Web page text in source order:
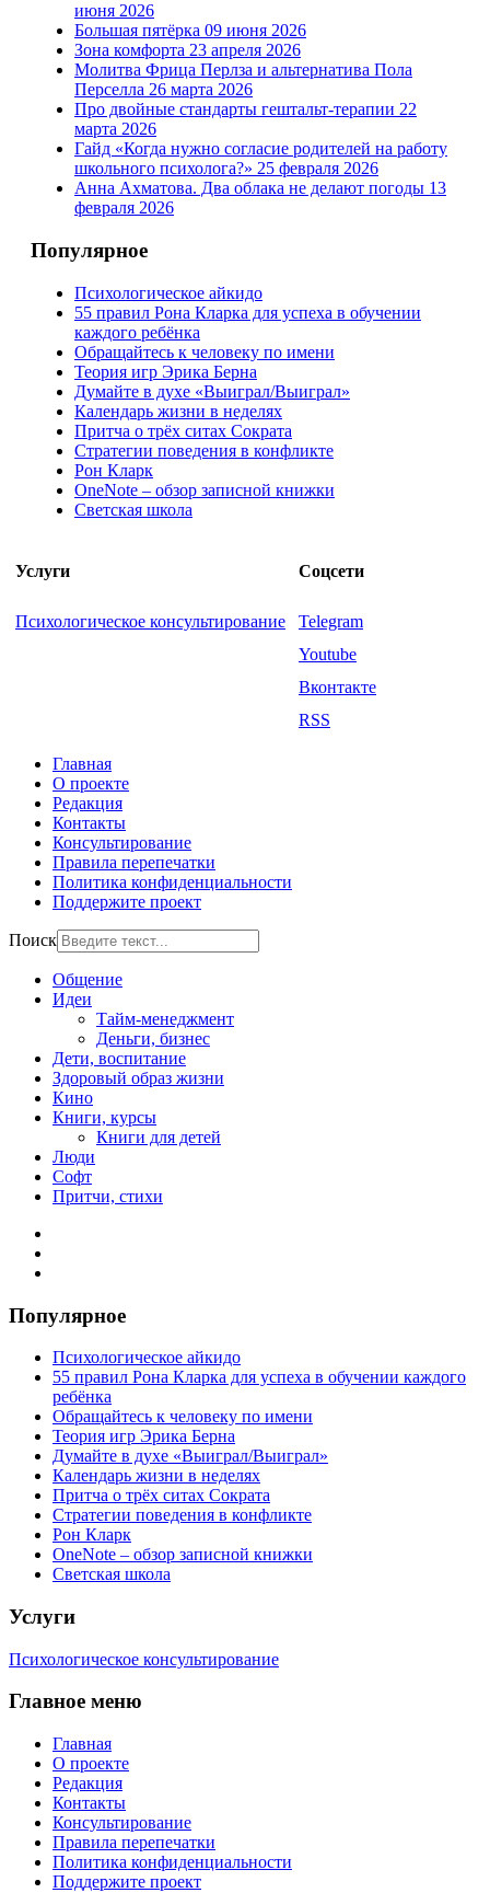
июня 2026
Большая пятёрка 09 июня 2026
Зона комфорта 23 апреля 2026
Молитва Фрица Перлза и альтернатива Пола
Перселла 26 марта 2026
Про двойные стандарты гештальт-терапии 22
марта 2026
Гайд «Когда нужно согласие родителей на работу
школьного психолога?» 25 февраля 2026
Анна Ахматова. Два облака не делают погоды 13
февраля 2026
Популярное
Психологическое айкидо
55 правил Рона Кларка для успеха в обучении
каждого ребёнка
Обращайтесь к человеку по имени
Теория игр Эрика Берна
Думайте в духе «Выиграл/Выиграл»
Календарь жизни в неделях
Притча о трёх ситах Сократа
Стратегии поведения в конфликте
Рон Кларк
OneNote – обзор записной книжки
Светская школа
Услуги Соцсети
Психологическое консультирование
Telegram
Youtube
Вконтакте
RSS
Главная
О проекте
Редакция
Контакты
Консультирование
Правила перепечатки
Политика конфиденциальности
Поддержите проект
Поиск
Общение
Идеи
Тайм-менеджмент
Деньги, бизнес
Дети, воспитание
Здоровый образ жизни
Кино
Книги, курсы
Книги для детей
Люди
Софт
Притчи, стихи
Популярное
Психологическое айкидо
55 правил Рона Кларка для успеха в обучении каждого
ребёнка
Обращайтесь к человеку по имени
Теория игр Эрика Берна
Думайте в духе «Выиграл/Выиграл»
Календарь жизни в неделях
Притча о трёх ситах Сократа
Стратегии поведения в конфликте
Рон Кларк
OneNote – обзор записной книжки
Светская школа
Услуги
Психологическое консультирование
Главное меню
Главная
О проекте
Редакция
Контакты
Консультирование
Правила перепечатки
Политика конфиденциальности
Поддержите проект